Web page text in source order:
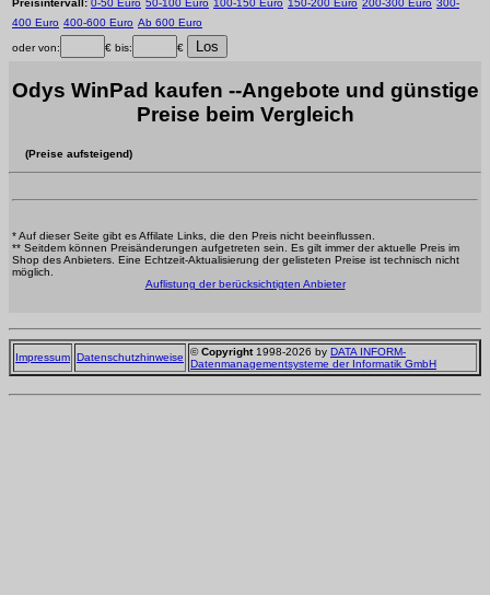
Preisintervall: 0-50 Euro 50-100 Euro 100-150 Euro 150-200 Euro 200-300 Euro 300-
400 Euro 400-600 Euro Ab 600 Euro
oder von: € bis: €
Odys WinPad kaufen --Angebote und günstige
Preise beim Vergleich
(Preise aufsteigend)
* Auf dieser Seite gibt es Affilate Links, die den Preis nicht beeinflussen.
** Seitdem können Preisänderungen aufgetreten sein. Es gilt immer der aktuelle Preis im
Shop des Anbieters. Eine Echtzeit-Aktualisierung der gelisteten Preise ist technisch nicht
möglich.
Auflistung der berücksichtigten Anbieter
Impressum Datenschutzhinweise ©Copyright1998-2026 by DATA INFORM-
Datenmanagementsysteme der Informatik GmbH